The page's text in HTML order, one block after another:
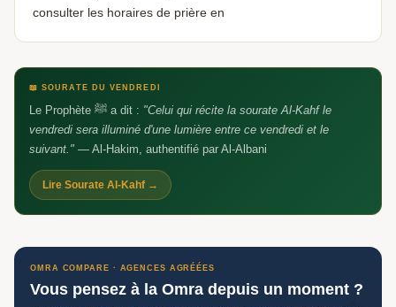
consulter les horaires de prière en
📖 SOURATE DU VENDREDI
Le Prophète ﷺ a dit : "Celui qui récite la sourate Al-Kahf le
vendredi sera illuminé d'une lumière entre ce vendredi et le
suivant." — Al-Hakim, authentifié par Al-Albani
Lire Sourate Al-Kahf →
OMRA COMPARE · AGENCES AGRÉÉES
Vous pensez à la Omra depuis un moment ?